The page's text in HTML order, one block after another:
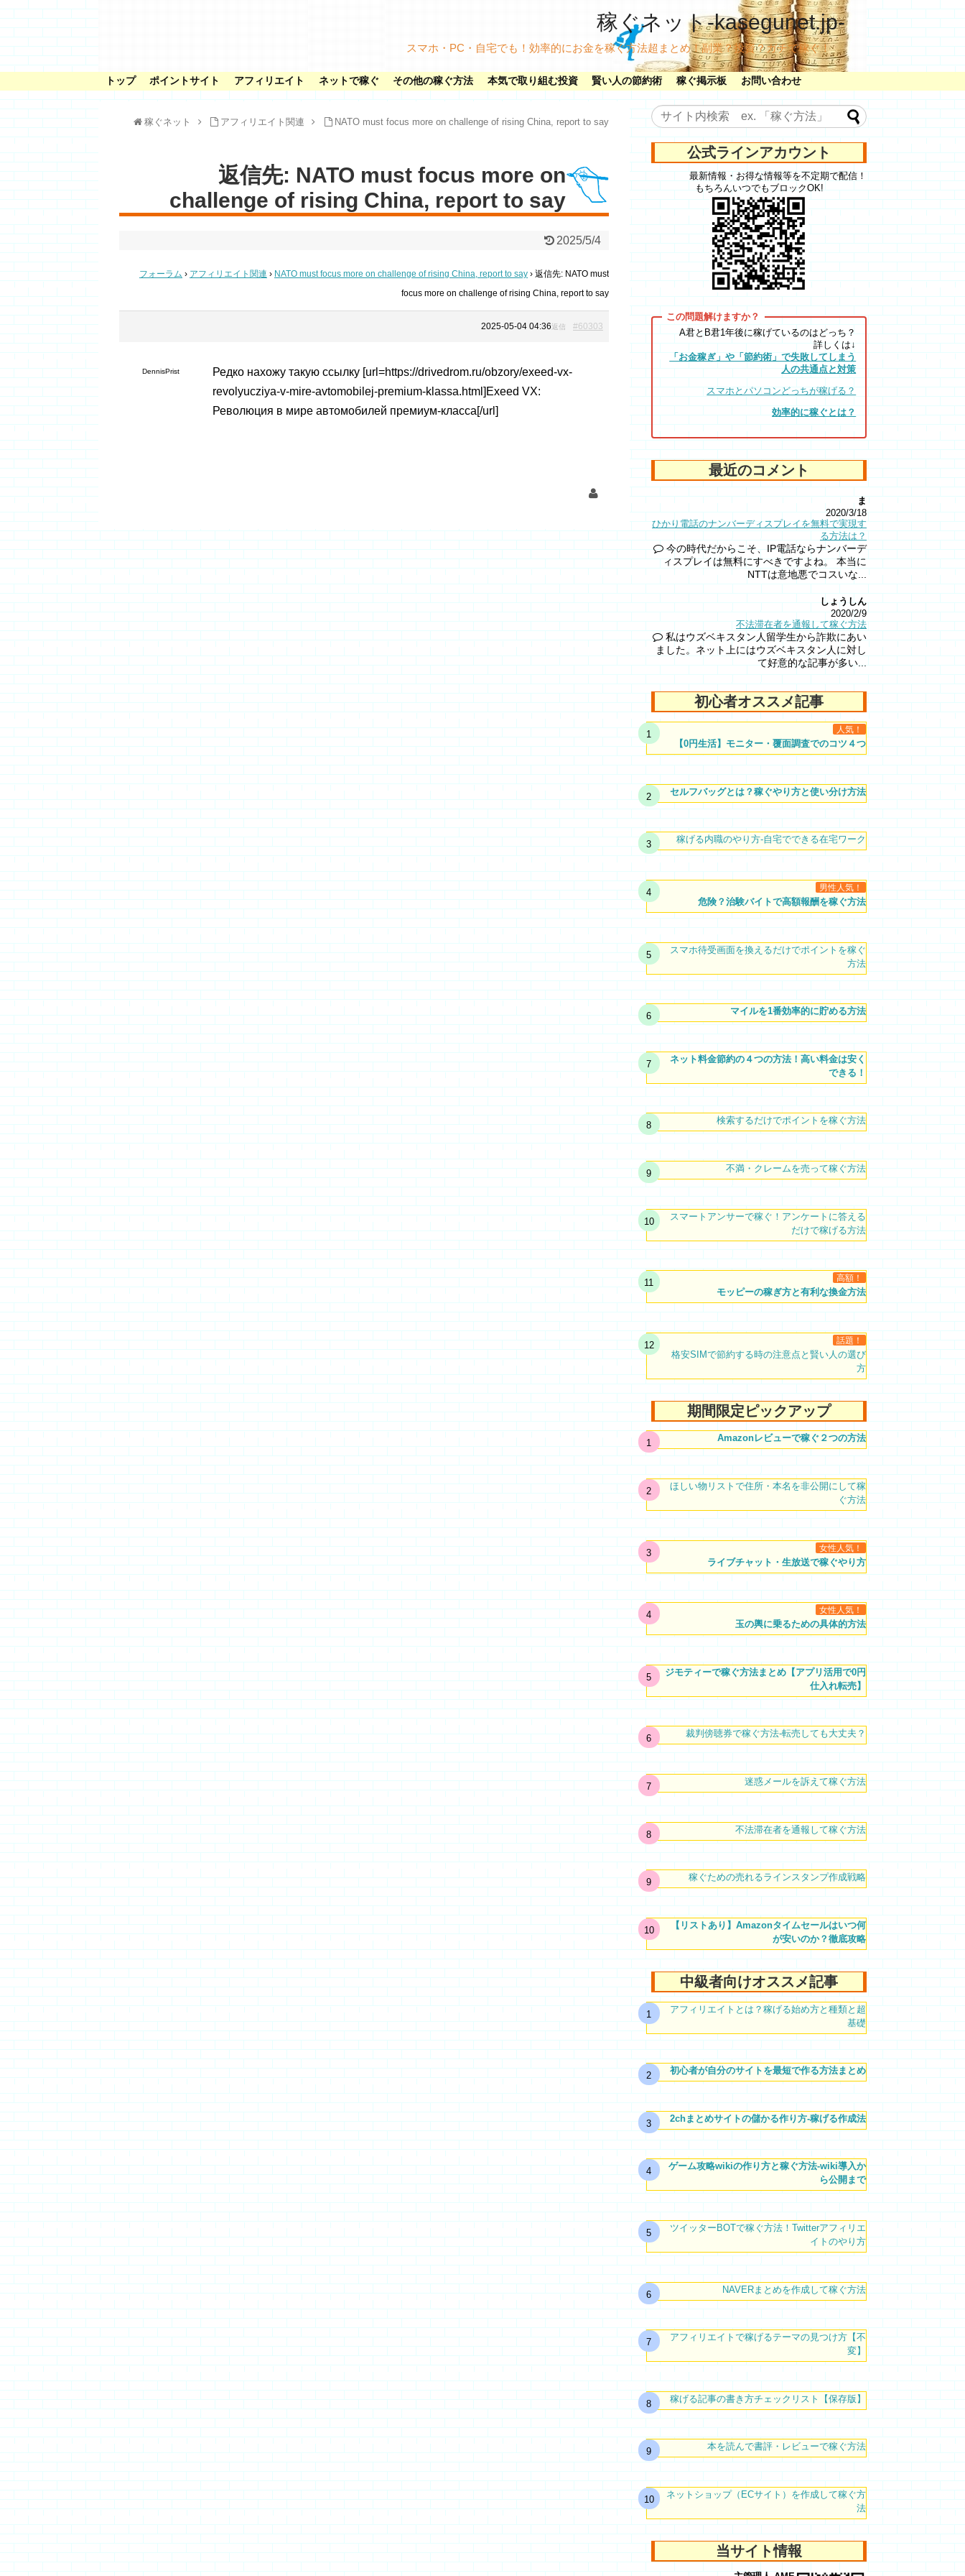
稼ぐネット-kasegunet.jp-
スマホ・PC・自宅でも！効率的にお金を稼ぐ方法超まとめ！副業？投資？ガチで稼ぐ！
トップ ポイントサイト アフィリエイト ネットで稼ぐ その他の稼ぐ方法 本気で取り組む投資 賢い人の節約術 稼ぐ掲示板 お問い合わせ
稼ぐネット アフィリエイト関連 NATO must focus more on challenge of rising China, report to say
返信先: NATO must focus more on
challenge of rising China, report to say
2025/5/4
フォーラム › アフィリエイト関連 › NATO must focus more on challenge of rising China, report to say › 返信先: NATO must
focus more on challenge of rising China, report to say
2025-05-04 04:36 #60303
返信
DennisPrist
Редко нахожу такую ссылку [url=https://drivedrom.ru/obzory/exeed-vx-
revolyucziya-v-mire-avtomobilej-premium-klassa.html]Exeed VX:
Революция в мире автомобилей премиум-класса[/url]
公式ラインアカウント
最新情報・お得な情報等を不定期で配信！
もちろんいつでもブロックOK!
A君とB君1年後に稼げているのはどっち？
詳しくは↓
「お金稼ぎ」や「節約術」で失敗してしまう
人の共通点と対策
スマホとパソコンどっちが稼げる？
効率的に稼ぐとは？
最近のコメント
ま
2020/3/18
ひかり電話のナンバーディスプレイを無料で実現す
る方法は？
今の時代だからこそ、IP電話ならナンバーデ
ィスプレイは無料にすべきですよね。 本当に
NTTは意地悪でコスいな...
しょうしん
2020/2/9
不法滞在者を通報して稼ぐ方法
私はウズベキスタン人留学生から詐欺にあい
ました。ネット上にはウズベキスタン人に対し
て好意的な記事が多い...
初心者オススメ記事
人気！
【0円生活】モニター・覆面調査でのコツ４つ
セルフバッグとは？稼ぐやり方と使い分け方法
稼げる内職のやり方-自宅でできる在宅ワーク
男性人気！
危険？治験バイトで高額報酬を稼ぐ方法
スマホ待受画面を換えるだけでポイントを稼ぐ
方法
マイルを1番効率的に貯める方法
ネット料金節約の４つの方法！高い料金は安く
できる！
検索するだけでポイントを稼ぐ方法
不満・クレームを売って稼ぐ方法
スマートアンサーで稼ぐ！アンケートに答える
だけで稼げる方法
高額！
モッピーの稼ぎ方と有利な換金方法
話題！
格安SIMで節約する時の注意点と賢い人の選び
方
期間限定ピックアップ
Amazonレビューで稼ぐ２つの方法
ほしい物リストで住所・本名を非公開にして稼
ぐ方法
女性人気！
ライブチャット・生放送で稼ぐやり方
女性人気！
玉の輿に乗るための具体的方法
ジモティーで稼ぐ方法まとめ【アプリ活用で0円
仕入れ転売】
裁判傍聴券で稼ぐ方法-転売しても大丈夫？
迷惑メールを訴えて稼ぐ方法
不法滞在者を通報して稼ぐ方法
稼ぐための売れるラインスタンプ作成戦略
【リストあり】Amazonタイムセールはいつ何
が安いのか？徹底攻略
中級者向けオススメ記事
アフィリエイトとは？稼げる始め方と種類と超
基礎
初心者が自分のサイトを最短で作る方法まとめ
2chまとめサイトの儲かる作り方-稼げる作成法
ゲーム攻略wikiの作り方と稼ぐ方法-wiki導入か
ら公開まで
ツイッターBOTで稼ぐ方法！Twitterアフィリエ
イトのやり方
NAVERまとめを作成して稼ぐ方法
アフィリエイトで稼げるテーマの見つけ方【不
変】
稼げる記事の書き方チェックリスト【保存版】
本を読んで書評・レビューで稼ぐ方法
ネットショップ（ECサイト）を作成して稼ぐ方
法
当サイト情報